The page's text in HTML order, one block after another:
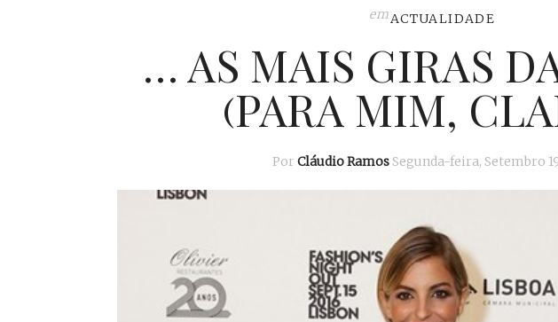
emACTUALIDADE
… AS MAIS GIRAS
(PARA MIM,
Por Cláudio Ramos Segunda-feira, Setembro